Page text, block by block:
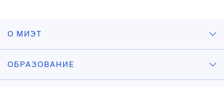
О МИЭТ
ОБРАЗОВАНИЕ